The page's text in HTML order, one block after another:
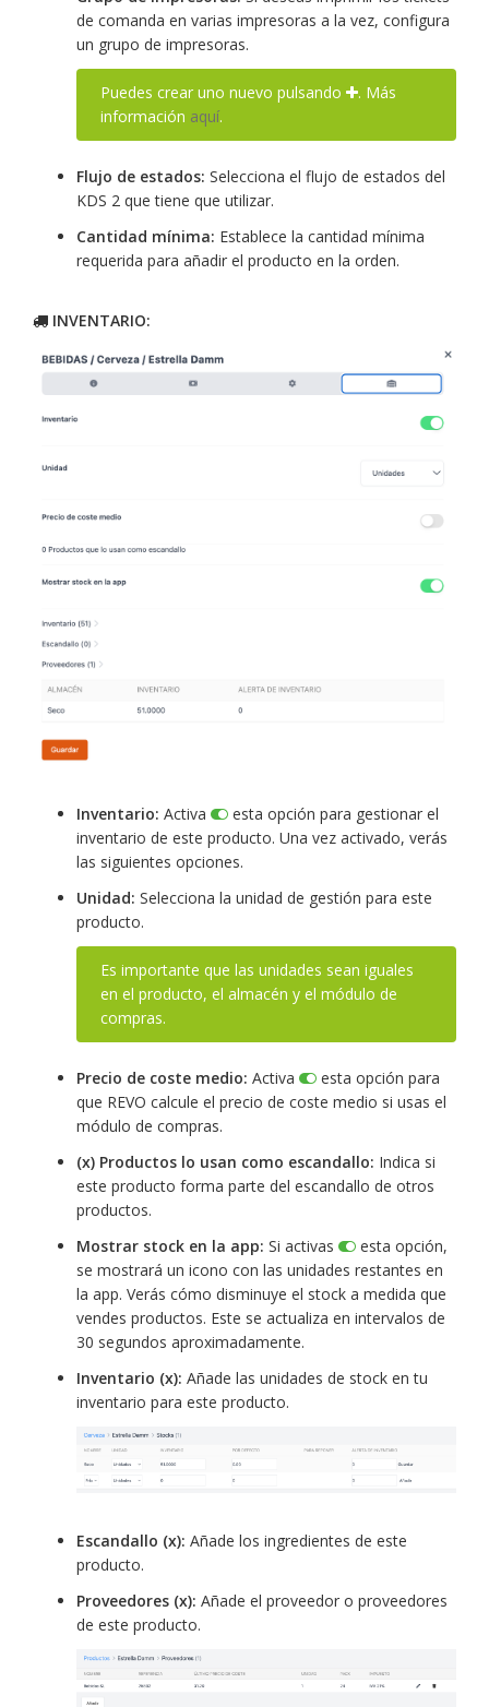
de comanda en varias impresoras a la vez, configura
un grupo de impresoras.
Puedes crear uno nuevo pulsando
. Más
información aquí.
Flujo de estados: Selecciona el flujo de estados del
KDS 2 que tiene que utilizar.
Cantidad mínima: Establece la cantidad mínima
requerida para añadir el producto en la orden.
INVENTARIO:
Inventario: Activa
esta opción para gestionar el
inventario de este producto. Una vez activado, verás
las siguientes opciones.
Unidad: Selecciona la unidad de gestión para este
producto.
Es importante que las unidades sean iguales
en el producto, el almacén y el módulo de
compras.
Precio de coste medio: Activa
esta opción para
que REVO calcule el precio de coste medio si usas el
módulo de compras.
(x) Productos lo usan como escandallo: Indica si
este producto forma parte del escandallo de otros
productos.
Mostrar stock en la app: Si activas
esta opción,
se mostrará un icono con las unidades restantes en
la app. Verás cómo disminuye el stock a medida que
vendes productos. Este se actualiza en intervalos de
30 segundos aproximadamente.
Inventario (x): Añade las unidades de stock en tu
inventario para este producto.
Escandallo (x): Añade los ingredientes de este
producto.
Proveedores (x): Añade el proveedor o proveedores
de este producto.